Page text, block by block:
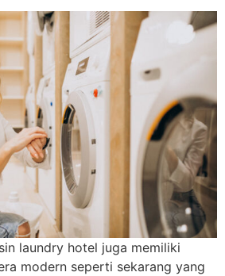
laundry hotel juga memiliki
modern seperti sekarang yang